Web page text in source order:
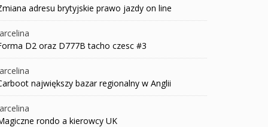
adresu brytyjskie prawo jazdy on line
D2 oraz D777B tacho czesc #3
największy bazar regionalny w Anglii
rondo a kierowcy UK